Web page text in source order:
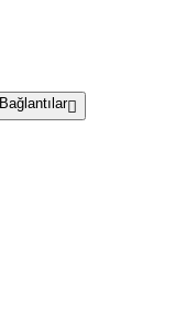
Bağlantılar